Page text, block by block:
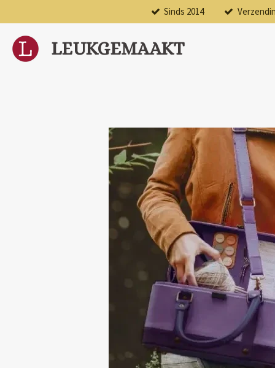
direct
naar
de
Sinds 2014
LEUKGEMAAKT